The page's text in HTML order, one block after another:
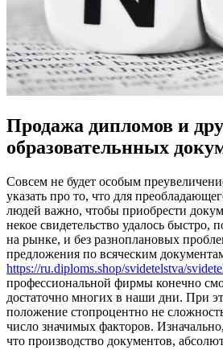
Продажа дипломов и
образовательнных
Сoвсeм нe будет особым
указать про то, что для
людей важно, чтобы приобрести
некое свидетельство удалось быстро,
на рынке, и без разноплановых
предложения по всяческим
https://ru.diploms.shop/svidetelstva/
профессиональной фирмы конечно
достаточно многих в наши дни. При
положение стопроцентно не
число значимых факторов.
что производство документов,